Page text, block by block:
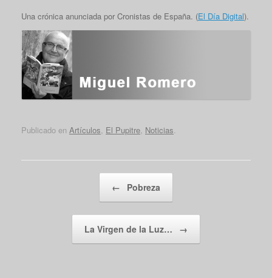
Una crónica anunciada por Cronistas de España. (El Día Digital).
Publicado en Artículos El Pupitre Noticias
← Pobreza
La Virgen de la Luz… →